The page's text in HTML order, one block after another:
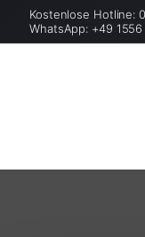
Kostenlose Hotline:
WhatsApp: +49